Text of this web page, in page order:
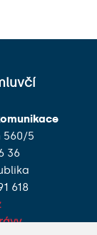
560/5
36
618